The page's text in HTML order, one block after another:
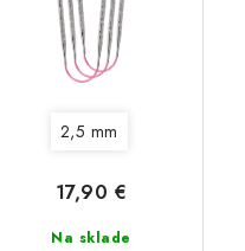
2,5 mm
Na sklade
17,90 €